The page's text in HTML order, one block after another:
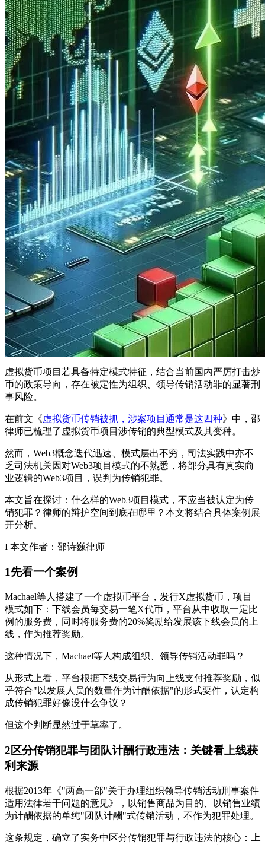
虚拟货币项目若具备特定模式特征，结合当前国内严厉打击炒
币的政策导向，存在被定性为组织、领导传销活动罪的显著刑
事风险。
在前文《虚拟货币传销被抓，涉案项目通常是这四种》中，邵
律师已梳理了虚拟货币项目涉传销的典型模式及其变种。
然而，Web3概念迭代迅速、模式层出不穷，司法实践中亦不
乏司法机关因对Web3项目模式的不熟悉，将部分具有真实商
业逻辑的Web3项目，误判为传销犯罪。
本文旨在探讨：什么样的Web3项目模式，不应当被认定为传
销犯罪？律师的辩护空间到底在哪里？本文将结合具体案例展
开分析。
I 本文作者：邵诗巍律师
1先看一个案例
Machael等人搭建了一个虚拟币平台，发行X虚拟货币，项目
模式如下：下线会员每交易一笔X代币，平台从中收取一定比
例的服务费，同时将服务费的20%奖励给发展该下线会员的上
线，作为推荐奖励。
这种情况下，Machael等人构成组织、领导传销活动罪吗？
从形式上看，平台根据下线交易行为向上线支付推荐奖励，似
乎符合"以发展人员的数量作为计酬依据"的形式要件，认定构
成传销犯罪好像没什么争议？
但这个判断显然过于草率了。
2区分传销犯罪与团队计酬行政违法：关键看上线获
利来源
根据2013年《"两高一部"关于办理组织领导传销活动刑事案件
适用法律若干问题的意见》，以销售商品为目的、以销售业绩
为计酬依据的单纯"团队计酬"式传销活动，不作为犯罪处理。
这条规定，确立了实务中区分传销犯罪与行政违法的核心：
上